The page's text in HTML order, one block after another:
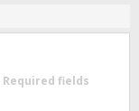
Required fields